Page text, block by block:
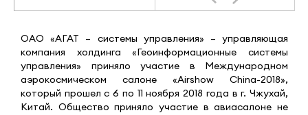
ОАО «АГАТ – системы управления» – управляющая
компания холдинга «Геоинформационные системы
управления» приняло участие в Международном
аэрокосмическом салоне «Airshow China-2018»,
который прошел с 6 по 11 ноября 2018 года в г. Чжухай,
Китай. Общество приняло участие в авиасалоне не